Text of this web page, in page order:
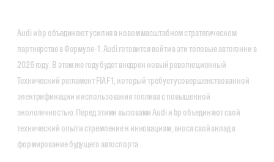
Audi и bp объединяют усилия в новом масштабном стратегическом
партнерстве в Формуле-1. Audi готовится войти в эти топовые автогонки в
2026 году. В этом же году будет внедрен новый революционный
Технический регламент FIA F1, который требует усовершенствованной
электрификации и использования топлива с повышенной
экологичностью. Перед этими вызовами Audi и bp объединяют свой
технический опыт и стремление к инновациям, внося свой вклад в
формирование будущего автоспорта.